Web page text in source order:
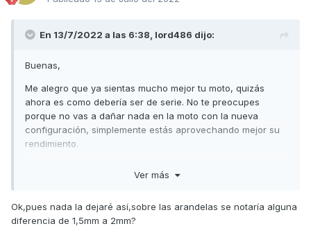
En 13/7/2022 a las 6:38, lord486 dijo:
Buenas,
Me alegro que ya sientas mucho mejor tu moto, quizás
ahora es como debería ser de serie. No te preocupes
porque no vas a dañar nada en la moto con la nueva
configuración, simplemente estás aprovechando mejor su
rendimiento.
Ver más
Ok,pues nada la dejaré así,sobre las arandelas se notaría alguna
diferencia de 1,5mm a 2mm?